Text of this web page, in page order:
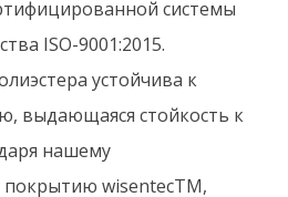
системы
ISO-9001:2015.
устойчива к
выдающаяся стойкость к
нашему
wisentecTM,